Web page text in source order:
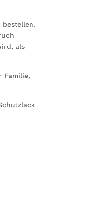
bestellen.
als
Familie,